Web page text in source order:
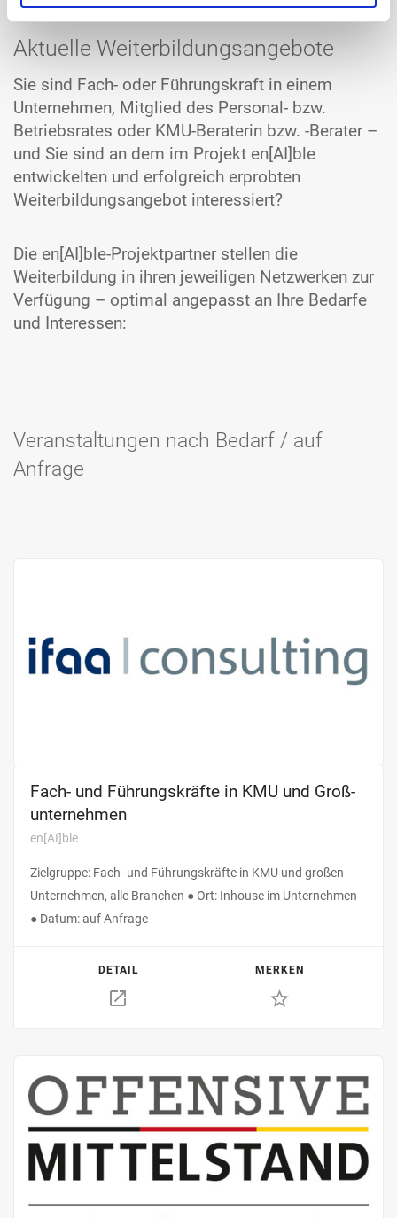
Aktuelle Weiterbildungsangebote
Sie sind Fach- oder Führungskraft in einem
Unternehmen, Mitglied des Personal- bzw.
Betriebsrates oder KMU-Beraterin bzw. -Berater –
und Sie sind an dem im Projekt en[AI]ble
entwickelten und erfolgreich erprobten
Weiterbildungsangebot interessiert?
Die en[AI]ble-Projektpartner stellen die
Weiterbildung in ihren jeweiligen Netzwerken zur
Verfügung – optimal angepasst an Ihre Bedarfe
und Interessen:
Veranstaltungen nach Bedarf / auf
Anfrage
Fach- und Führungs­kräfte in KMU und Groß­
unternehmen
en[AI]ble
Zielgruppe: Fach- und Führungs­kräfte in KMU und großen
Unter­nehmen, alle Branchen ● Ort: Inhouse im Unternehmen
● Datum: auf Anfrage
DETAIL MERKEN
star_border